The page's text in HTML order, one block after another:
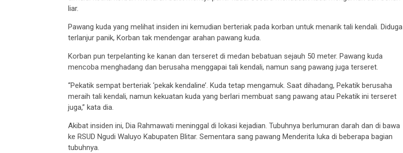
liar.
Pawang kuda yang melihat insiden ini kemudian berteriak pada korban untuk menarik tali kendali. Diduga
terlanjur panik, Korban tak mendengar arahan pawang kuda.
Korban pun terpelanting ke kanan dan terseret di medan bebatuan sejauh 50 meter. Pawang kuda
mencoba menghadang dan berusaha menggapai tali kendali, namun sang pawang juga terseret.
“Pekatik sempat berteriak ‘pekak kendaline’. Kuda tetap mengamuk. Saat dihadang, Pekatik berusaha
meraih tali kendali, namun kekuatan kuda yang berlari membuat sang pawang atau Pekatik ini terseret
juga,” kata dia.
Akibat insiden ini, Dia Rahmawati meninggal di lokasi kejadian. Tubuhnya berlumuran darah dan di bawa
ke RSUD Ngudi Waluyo Kabupaten Blitar. Sementara sang pawang Menderita luka di beberapa bagian
tubuhnya.